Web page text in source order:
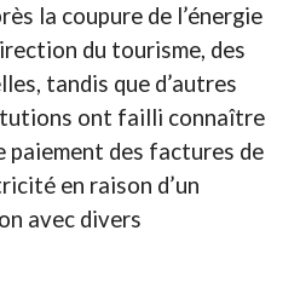
la coupure de l’énergie
du tourisme, des
tandis que d’autres
ont failli connaître
paiement des factures de
en raison d’un
avec divers